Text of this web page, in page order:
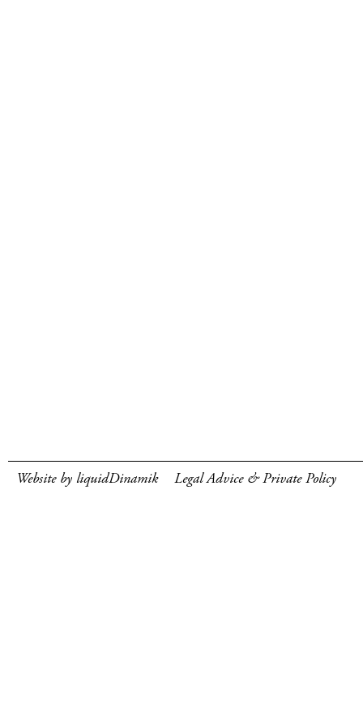
Website by liquidDinamik Legal Advice & Private Policy